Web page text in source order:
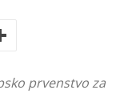
prvenstvo za